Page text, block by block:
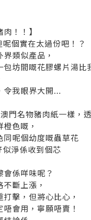
！！】
個實在太過份吧！？
類似產品，
包坊間嘅花膠螺片湯比
令我眼界大開...
門名物豬肉紙一樣，
色嘅，
同呢個幼度嘅蟲草花
淨係收到個芯
係咩味呢？
斷上漲，
擊，但將心比心，
會用，寧願唔賣！